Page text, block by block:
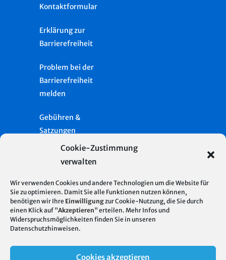
Cookie-Zustimmung
verwalten
Wir verwenden Cookies und andere Technologien um die Website für
Sie zu optimieren. Damit Sie alle Funktionen nutzen können,
benötigen wir Ihre Einwilligungzur Cookie-Nutzung, die Sie durch
einen Klick auf "Akzeptieren" erteilen. Mehr Infos und
Widerspruchsmöglichkeiten finden Sie in unseren
Datenschutzhinweisen.
Cookies akzeptieren
Kontaktformular
Erklärung zur
Barrierefreiheit
Problem bei der
Barrierefreiheit
melden
Gebühren &
Satzungen
Presse
Glossar
Impressum
© 2026
Stadtentwässerung
Server Standort
Deutschland